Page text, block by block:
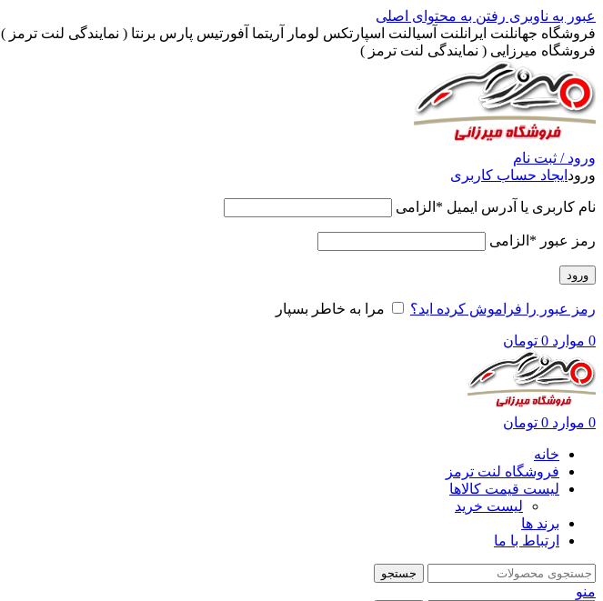
عبور به ناوبری رفتن به محتوای اصلی
فروشگاه جهانلنت ایرانلنت آسیالنت اسپارتکس لومار آریتما آفورتیس پارس برنتا ( نمایندگی لنت ترمز )
فروشگاه میرزایی ( نمایندگی لنت ترمز )
ورود / ثبت نام
ورود ایجاد حساب کاربری
نام کاربری یا آدرس ایمیل * الزامی
رمز عبور * الزامی
ورود
رمز عبور را فراموش کرده اید؟ مرا به خاطر بسپار
0 موارد 0 تومان
0 موارد 0 تومان
خانه
فروشگاه لنت ترمز
لیست قیمت کالاها
لیست خرید
برند ها
ارتباط با ما
جستجو
منو